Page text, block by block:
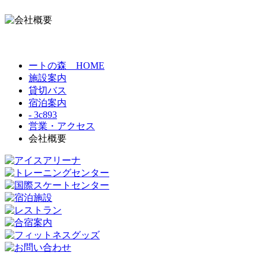
ートの森 HOME
施設案内
貸切バス
宿泊案内
- 3c893
営業・アクセス
会社概要